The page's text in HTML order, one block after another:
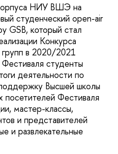
НИУ ВШЭ на
студенческий open-air
GSB, который стал
Конкурса
групп в 2020/2021
студенты
деятельности по
Высшей школы
посетителей Фестиваля
мастер-классы,
и представителей
и развлекательные